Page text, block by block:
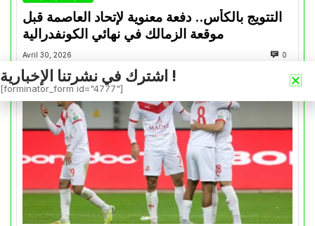
التتويج بالكأس.. دفعة معنوية لإتحاد العاصمة قبل
موقعة الزمالك في نهائي الكونفدرالية
Avril 30, 2026 0
اشترك في نشرتنا الإخبارية !
[forminator_form id="4777"]